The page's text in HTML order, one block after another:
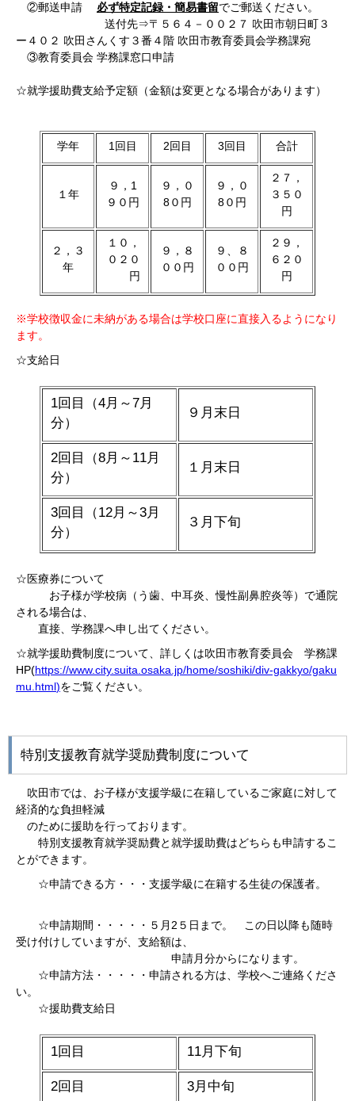
②郵送申請 必ず特定記録・簡易書留でご郵送ください。
送付先⇒〒５６４－００２７ 吹田市朝日町３
ー４０２ 吹田さんくす３番４階 吹田市教育委員会学務課宛
③教育委員会 学務課窓口申請
☆就学援助費支給予定額（金額は変更となる場合があります）
学年 1回目 2回目 3回目 合計
１年
９，1
９０円
９，０
8０円
９，０
8０円
２７，
３５０
円
２，３
年
１０，
０２０
円
９，８
００円
９、８
００円
２９，
６２０
円
※学校徴収金に未納がある場合は学校口座に直接入るようになり
ます。
☆支給日
1回目（4月～7月
分）
９月末日
2回目（8月～11月
分）
１月末日
3回目（12月～3月
分）
３月下旬
☆医療券について
お子様が学校病（う歯、中耳炎、慢性副鼻腔炎等）で通院
される場合は、
直接、学務課へ申し出てください。
☆就学援助費制度について、詳しくは吹田市教育委員会 学務課
HP(https://www.city.suita.osaka.jp/home/soshiki/div-gakkyo/gaku
mu.html)をご覧ください。
特別支援教育就学奨励費制度について
吹田市では、お子様が支援学級に在籍しているご家庭に対して
経済的な負担軽減
のために援助を行っております。
特別支援教育就学奨励費と就学援助費はどちらも申請するこ
とができます。
☆申請できる方・・・支援学級に在籍する生徒の保護者。
☆申請期間・・・・・５月2５日まで。 この日以降も随時
受け付けしていますが、支給額は、
申請月分からになります。
☆申請方法・・・・・申請される方は、学校へご連絡くださ
い。
☆援助費支給日
1回目 11月下旬
2回目 3月中旬